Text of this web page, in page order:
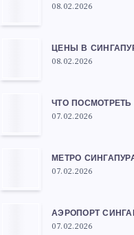
08.02.2026
ЦЕНЫ В
08.02.2026
ЧТО ПОСМОТРЕТЬ
07.02.2026
МЕТРО
07.02.2026
АЭРОПОРТ
07.02.2026